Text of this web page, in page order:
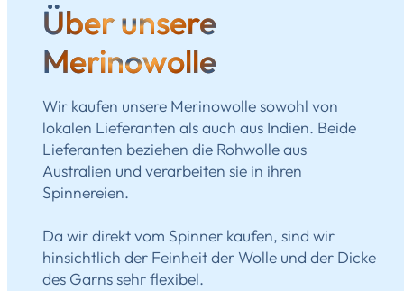
Über unsere
Merinowolle
Wir kaufen unsere Merinowolle sowohl von
lokalen Lieferanten als auch aus Indien. Beide
Lieferanten beziehen die Rohwolle aus
Australien und verarbeiten sie in ihren
Spinnereien.
Da wir direkt vom Spinner kaufen, sind wir
hinsichtlich der Feinheit der Wolle und der Dicke
des Garns sehr flexibel.